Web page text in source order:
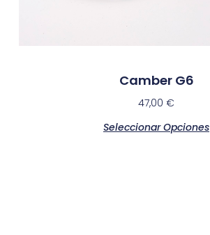
Camber G6
47,00 €
Seleccionar Opciones